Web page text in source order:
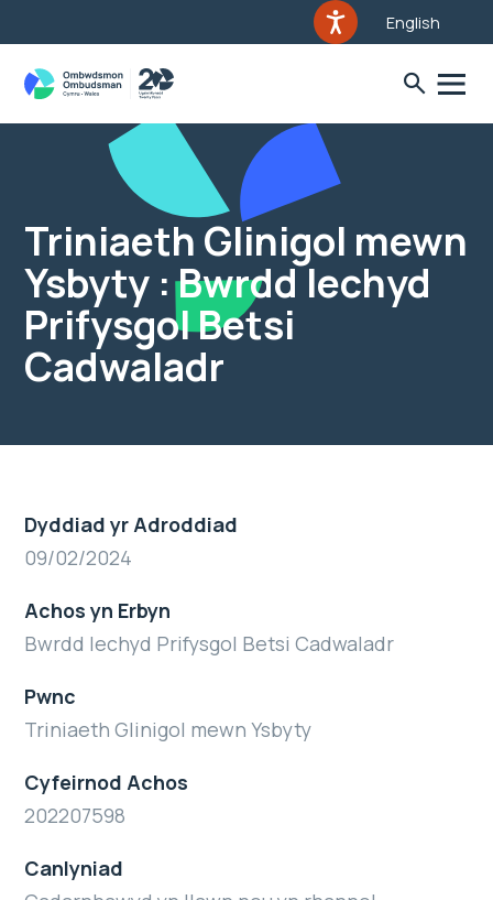
English
Triniaeth Glinigol mewn
Ysbyty : Bwrdd Iechyd
Prifysgol Betsi
Cadwaladr
Dyddiad yr Adroddiad
09/02/2024
Achos yn Erbyn
Bwrdd Iechyd Prifysgol Betsi Cadwaladr
Pwnc
Triniaeth Glinigol mewn Ysbyty
Cyfeirnod Achos
202207598
Canlyniad